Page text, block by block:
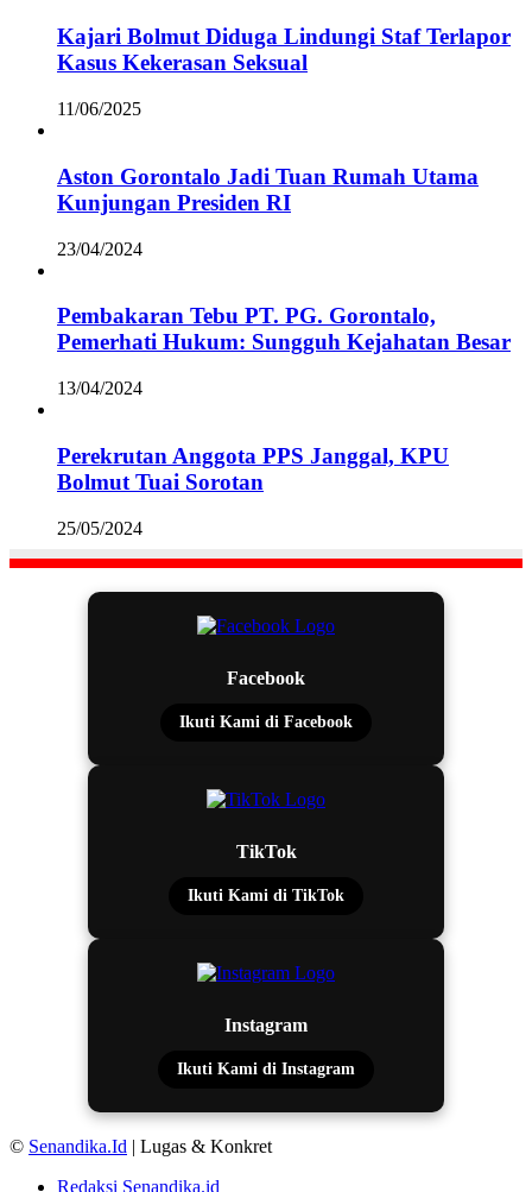
Kajari Bolmut Diduga Lindungi Staf Terlapor
Kasus Kekerasan Seksual
11/06/2025
Aston Gorontalo Jadi Tuan Rumah Utama
Kunjungan Presiden RI
23/04/2024
Pembakaran Tebu PT. PG. Gorontalo,
Pemerhati Hukum: Sungguh Kejahatan Besar
13/04/2024
Perekrutan Anggota PPS Janggal, KPU
Bolmut Tuai Sorotan
25/05/2024
Facebook
Ikuti Kami di Facebook
TikTok
Ikuti Kami di TikTok
Instagram
Ikuti Kami di Instagram
© Senandika.Id | Lugas & Konkret
Redaksi Senandika.id